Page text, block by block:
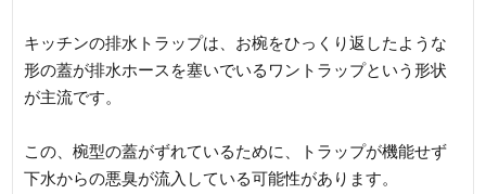
キッチンの排水トラップは、お椀をひっくり返したような
形の蓋が排水ホースを塞いでいるワントラップという形状
が主流です。
この、椀型の蓋がずれているために、トラップが機能せず
下水からの悪臭が流入している可能性があります。